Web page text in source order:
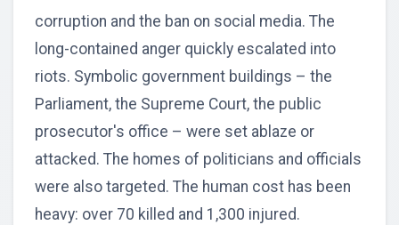
corruption and the ban on social media. The
long-contained anger quickly escalated into
riots. Symbolic government buildings – the
Parliament, the Supreme Court, the public
prosecutor's office – were set ablaze or
attacked. The homes of politicians and officials
were also targeted. The human cost has been
heavy: over 70 killed and 1,300 injured.